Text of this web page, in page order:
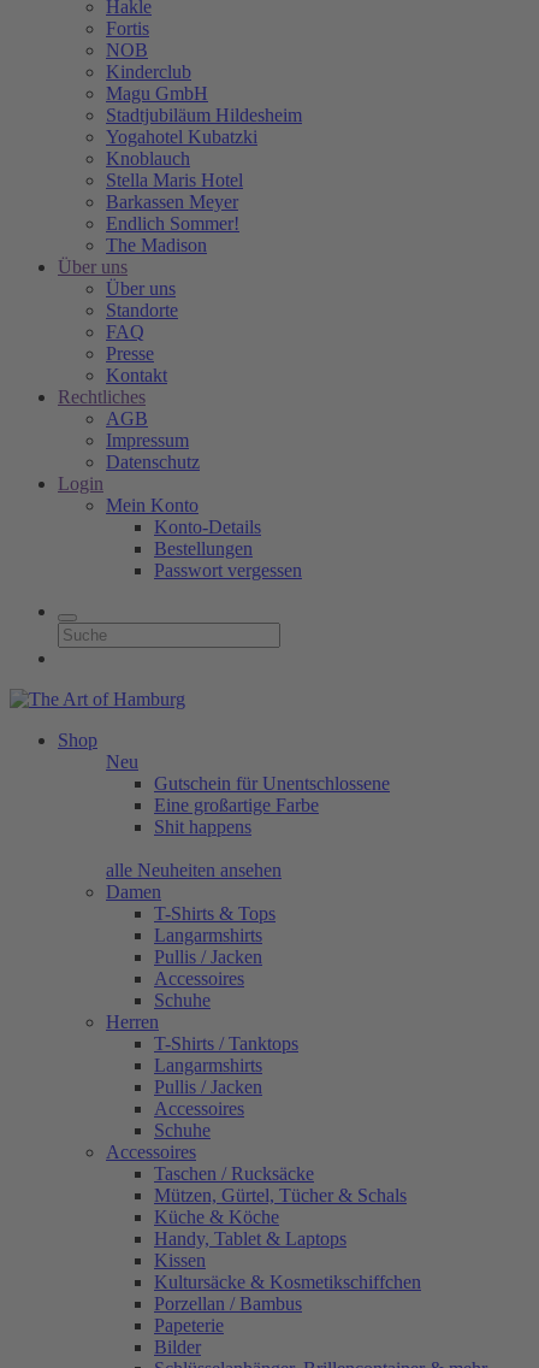
Hakle
Fortis
NOB
Kinderclub
Magu GmbH
Stadtjubiläum Hildesheim
Yogahotel Kubatzki
Knoblauch
Stella Maris Hotel
Barkassen Meyer
Endlich Sommer!
The Madison
Über uns
Über uns
Standorte
FAQ
Presse
Kontakt
Rechtliches
AGB
Impressum
Datenschutz
Login
Mein Konto
Konto-Details
Bestellungen
Passwort vergessen
Shop
Neu
Gutschein für Unentschlossene
Eine großartige Farbe
Shit happens
alle Neuheiten ansehen
Damen
T-Shirts & Tops
Langarmshirts
Pullis / Jacken
Accessoires
Schuhe
Herren
T-Shirts / Tanktops
Langarmshirts
Pullis / Jacken
Accessoires
Schuhe
Accessoires
Taschen / Rucksäcke
Mützen, Gürtel, Tücher & Schals
Küche & Köche
Handy, Tablet & Laptops
Kissen
Kultursäcke & Kosmetikschiffchen
Porzellan / Bambus
Papeterie
Bilder